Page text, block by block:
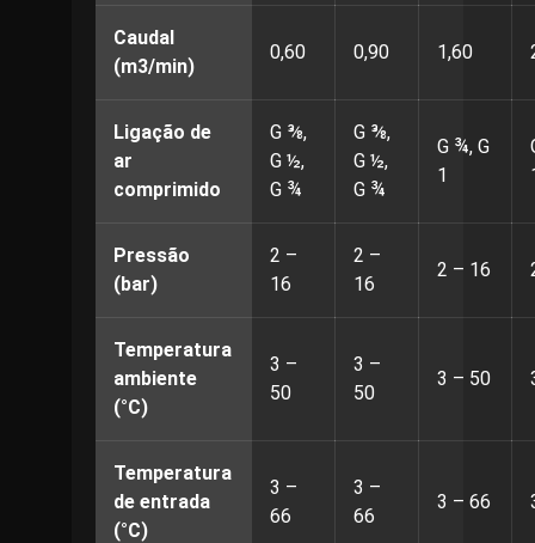
Caudal
(m3/min)
0,60 0,90 1,60
Ligação de
ar
comprimido
G ⅜,
G ½,
G ¾
G ⅜,
G ½,
G ¾
G ¾, G
1
Pressão
(bar)
2 –
16
2 –
16
2 – 16
Temperatura
ambiente
(°C)
3 –
50
3 –
50
3 – 50
Temperatura
de entrada
(°C)
3 –
66
3 –
66
3 – 66